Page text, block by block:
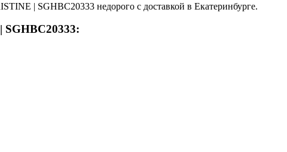
| SGHBC20333 недорого с доставкой в Екатеринбурге.